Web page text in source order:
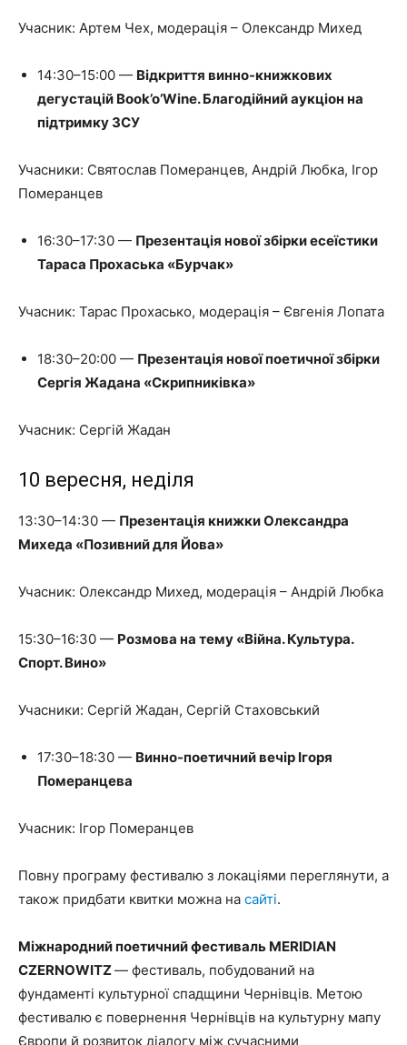
Учасник: Артем Чех, модерація – Олександр Михед
14:30–15:00 — Відкриття винно-книжкових
дегустацій Book’o’Wine. Благодійний аукціон на
підтримку ЗСУ
Учасники: Святослав Померанцев, Андрій Любка, Ігор
Померанцев
16:30–17:30 — Презентація нової збірки есеїстики
Тараса Прохаська «Бурчак»
Учасник: Тарас Прохасько, модерація – Євгенія Лопата
18:30–20:00 — Презентація нової поетичної збірки
Сергія Жадана «Скрипниківка»
Учасник: Сергій Жадан
10 вересня, неділя
13:30–14:30 — Презентація книжки Олександра
Михеда «Позивний для Йова»
Учасник: Олександр Михед, модерація – Андрій Любка
15:30–16:30 — Розмова на тему «Війна. Культура.
Спорт. Вино»
Учасники: Сергій Жадан, Сергій Стаховський
17:30–18:30 — Винно-поетичний вечір Ігоря
Померанцева
Учасник: Ігор Померанцев
Повну програму фестивалю з локаціями переглянути, а
також придбати квитки можна на сайті.
Міжнародний поетичний фестиваль MERIDIAN
CZERNOWITZ— фестиваль, побудований на
фундаменті культурної спадщини Чернівців. Метою
фестивалю є повернення Чернівців на культурну мапу
Європи й розвиток діалогу між сучасними